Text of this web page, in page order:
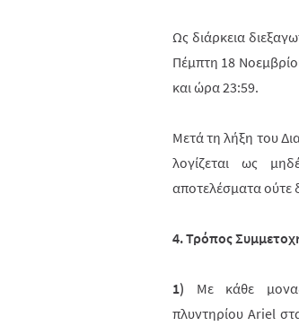
Ως διάρκεια
Πέμπτη 18
και ώρα 23:59.
Μετά τη λήξη του
λογίζεται ως
αποτελέσματα ούτε
4. Τρόπος
1) Με κάθε
πλυντηρίουAriel